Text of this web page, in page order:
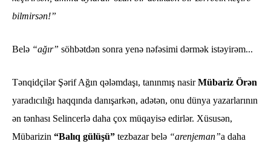
bilmirsən!”
Belə “ağır” söhbətdən sonra yenə nəfəsimi dərmək istəyirəm...
Tənqidçilər Şərif Ağın qələmdaşı, tanınmış nasirMübariz Örən
yaradıcılığı haqqında danışarkən, adətən, onu dünya yazarlarının
ən tənhası Selincerlə daha çox müqayisə edirlər. Xüsusən,
Mübarizin “Balıq gülüşü” tezbazar belə “arenjeman”a daha